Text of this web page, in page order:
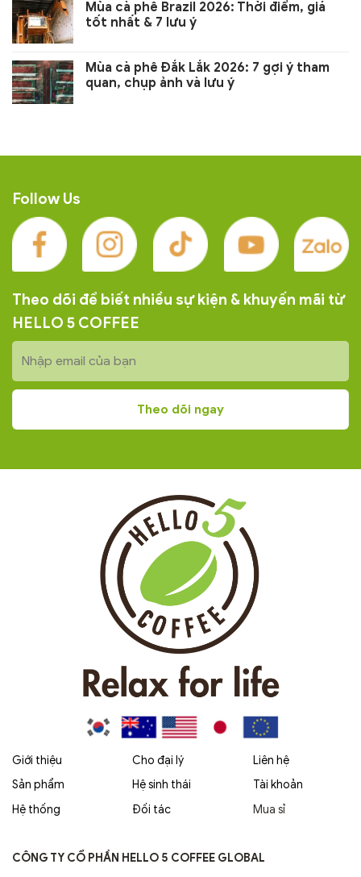
Mùa cà phê Brazil 2026: Thời điểm, giá
tốt nhất & 7 lưu ý
Mùa cà phê Đắk Lắk 2026: 7 gợi ý tham
quan, chụp ảnh và lưu ý
Follow Us
Theo dõi để biết nhiều sự kiện & khuyến mãi từ
HELLO 5 COFFEE
Giới thiệu
Sản phẩm
Hệ thống
Cho đại lý
Hệ sinh thái
Đối tác
Liên hệ
Tài khoản
Mua sỉ
CÔNG TY CỔ PHẦN HELLO 5 COFFEE GLOBAL